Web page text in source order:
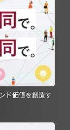
ド価値を創造す